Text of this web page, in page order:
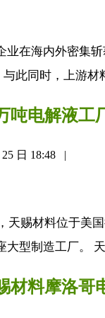
在海内外密集
此同时，上游
吨电解液工
日 18:48 |
天赐材料位于美
大型制造工厂。
材料摩洛哥